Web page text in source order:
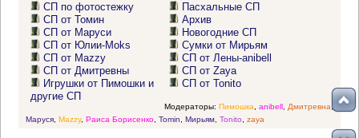
СП по фотостежку
СП от Томин
СП от Маруси
СП от Юлии-Moks
СП от Mazzy
СП от Дмитревны
Игрушки от Пимошки и
другие СП
Пасхальные СП
Архив
Новогодние СП
Сумки от Мирьям
СП от Лены-anibell
СП от Zaya
СП от Tonito
Модераторы: Пимошка anibell, Дмитревна,
Маруся, Mazzy, Раиса Борисенко, Tomin Мирьям, Tonito zaya